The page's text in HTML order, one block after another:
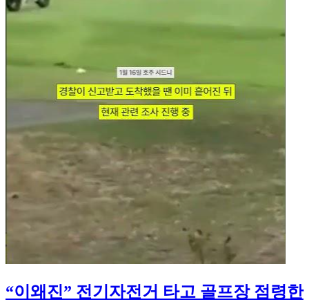
“이왜진” 전기자전거 타고 골프장 점령한